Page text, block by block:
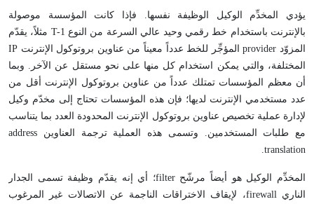
يؤدي المخدِّم الوكيل الوظيفة نفسها. فإذا كانت المؤسسة موصولة
بالإنترنت باستخدام خط رقمي وحيد عالي السرعة من النوع T-1 مثلاً، يقدّم
المزوّد provider المؤجِّر للخط عدداً معيناً من عناوين بروتوكول الإنترنت IP
المختلفة، والتي يمكن استخدام كل منها على نحو مستقل عن الآخر. وبما
أن معظم المؤسسات تمتلك عدداً من عناوين بروتوكول الإنترنت أقل من
عدد مستخدمي الإنترنت لديها؛ فإن هذه المؤسسات تحتاج إلى مخدّم وكيل
لإدارة عملية تخصيص عناوين بروتوكول الإنترنت المحدودة العدد بما يتناسب
مع طلبات المستخدمين. وتسمى هذه العملية ترجمة العناوين address
translation.
المخدِّم الوكيل هو أيضاً مرشّح filter؛ أي إنه يقدّم وظيفة تسمى الجدار
الناري firewall، لإيقاف الاختراقات الناجمة عن الاتصالات غير المرغوب